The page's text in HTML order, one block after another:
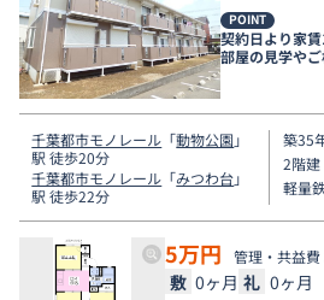
POINT
契約日より家
部屋の見学や
プ千葉店まで。
千葉都市モノレール 「動物公園 」
駅 徒歩20分
千葉都市モノレール 「みつわ台」
駅 徒歩22分
築35
2階建
軽量
5万円 管理・共益
敷 0ヶ月 礼 0ヶ月